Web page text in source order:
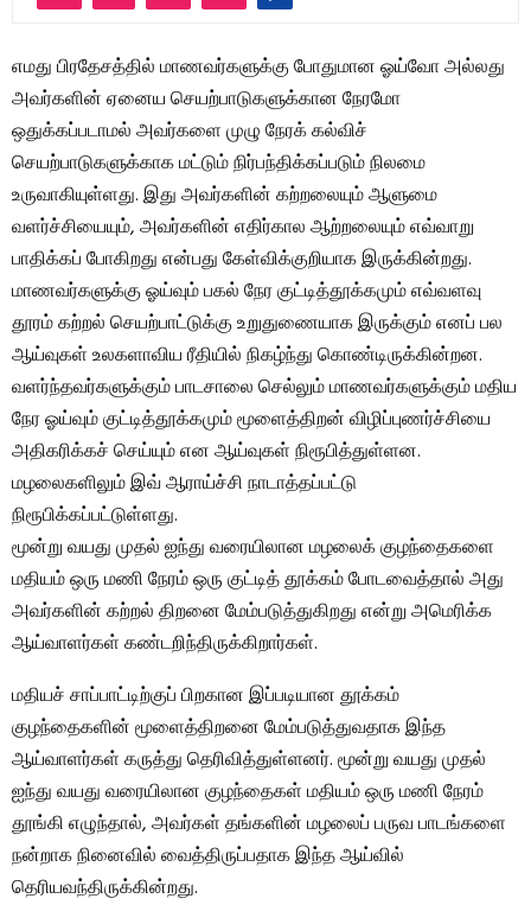
எமது பிரதேசத்தில் மாணவர்களுக்கு போதுமான ஓய்வோ அல்லது
அவர்களின் ஏனைய செயற்பாடுகளுக்கான நேரமோ
ஒதுக்கப்படாமல் அவர்களை முழு நேரக் கல்விச்
செயற்பாடுகளுக்காக மட்டும் நிர்பந்திக்கப்படும் நிலமை
உருவாகியுள்ளது. இது அவர்களின் கற்றலையும் ஆளுமை
வளர்ச்சியையும், அவர்களின் எதிர்கால ஆற்றலையும் எவ்வாறு
பாதிக்கப் போகிறது என்பது கேள்விக்குறியாக இருக்கின்றது.
மாணவர்களுக்கு ஓய்வும் பகல் நேர குட்டித்தூக்கமும் எவ்வளவு
தூரம் கற்றல் செயற்பாட்டுக்கு உறுதுணையாக இருக்கும் எனப் பல
ஆய்வுகள் உலகளாவிய ரீதியில் நிகழ்ந்து கொண்டிருக்கின்றன.
வளர்ந்தவர்களுக்கும் பாடசாலை செல்லும் மாணவர்களுக்கும் மதிய
நேர ஓய்வும் குட்டித்தூக்கமும் மூளைத்திறன் விழிப்புணர்ச்சியை
அதிகரிக்கச் செய்யும் என ஆய்வுகள் நிரூபித்துள்ளன.
மழலைகளிலும் இவ் ஆராய்ச்சி நாடாத்தப்பட்டு
நிரூபிக்கப்பட்டுள்ளது.
மூன்று வயது முதல் ஐந்து வரையிலான மழலைக் குழந்தைகளை
மதியம் ஒரு மணி நேரம் ஒரு குட்டித் தூக்கம் போடவைத்தால் அது
அவர்களின் கற்றல் திறனை மேம்படுத்துகிறது என்று அமெரிக்க
ஆய்வாளர்கள் கண்டறிந்திருக்கிறார்கள்.
மதியச் சாப்பாட்டிற்குப் பிறகான இப்படியான தூக்கம்
குழந்தைகளின் மூளைத்திறனை மேம்படுத்துவதாக இந்த
ஆய்வாளர்கள் கருத்து தெரிவித்துள்ளனர். மூன்று வயது முதல்
ஐந்து வயது வரையிலான குழந்தைகள் மதியம் ஒரு மணி நேரம்
தூங்கி எழுந்தால், அவர்கள் தங்களின் மழலைப் பருவ பாடங்களை
நன்றாக நினைவில் வைத்திருப்பதாக இந்த ஆய்வில்
தெரியவந்திருக்கின்றது.